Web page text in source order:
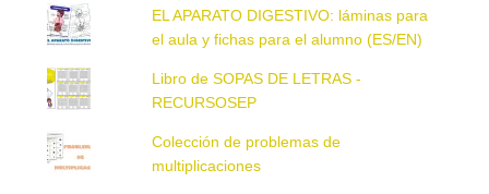
EL APARATO DIGESTIVO: láminas para
el aula y fichas para el alumno (ES/EN)
Libro de SOPAS DE LETRAS -
RECURSOSEP
Colección de problemas de
multiplicaciones